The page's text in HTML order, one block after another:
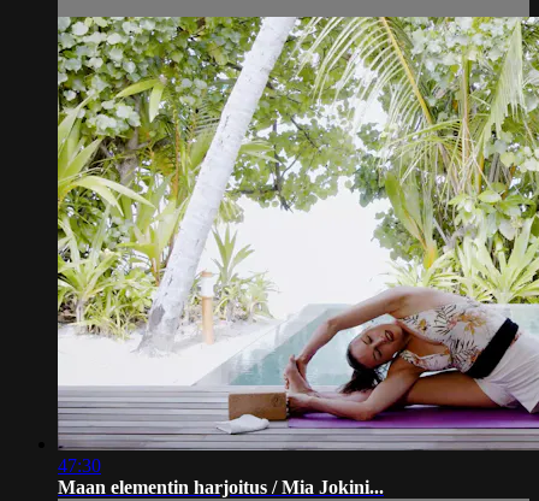
47:30
Maan elementin harjoitus / Mia Jokini...